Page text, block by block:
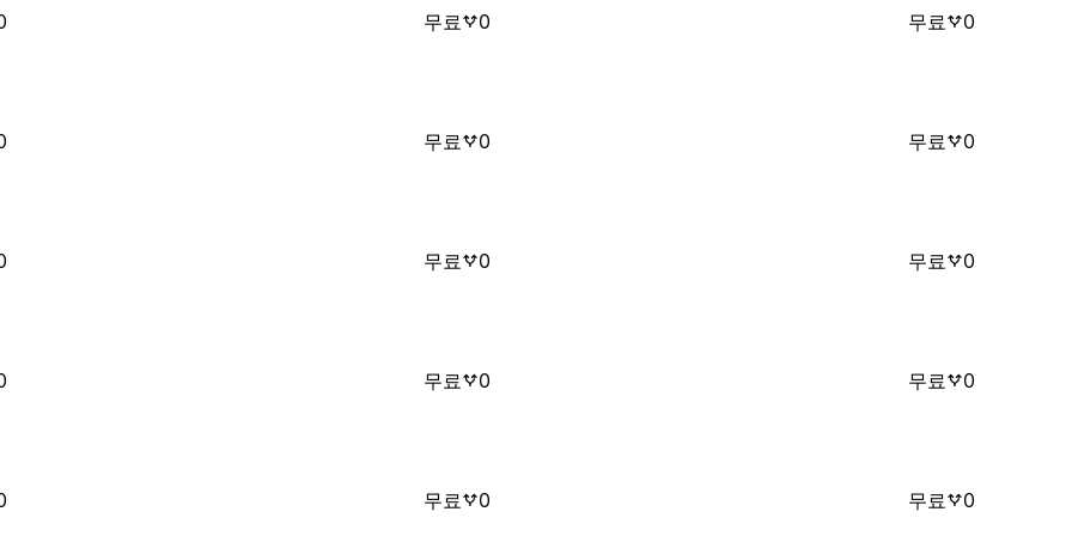
무료 0 무료 0
무료 0 무료 0
무료 0 무료 0
무료 0 무료 0
무료 0 무료 0